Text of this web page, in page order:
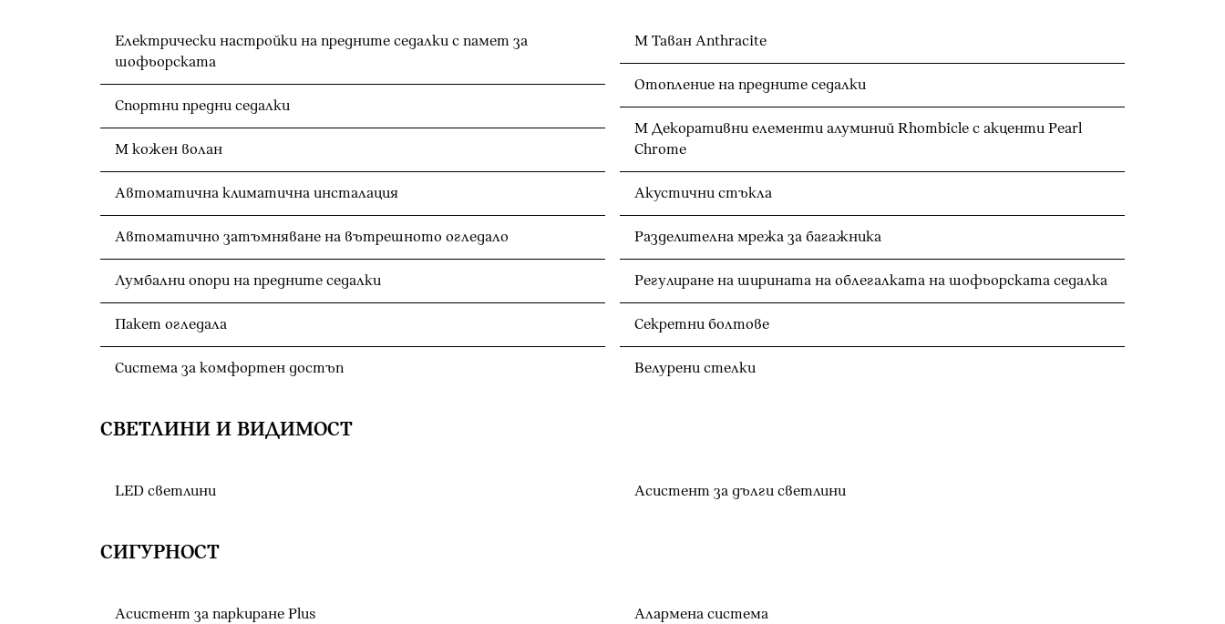
Електрически настройки на предните седалки с памет за
шофьорската
Спортни предни седалки
M кожен волан
Автоматична климатична инсталация
Автоматично затъмняване на вътрешното огледало
Лумбални опори на предните седалки
Пакет огледала
Система за комфортен достъп
M Таван Anthracite
Отопление на предните седалки
M Декоративни елементи алуминий Rhombicle с акценти Pearl
Chrome
Акустични стъкла
Разделителна мрежа за багажника
Регулиране на ширината на облегалката на шофьорската седалка
Секретни болтове
Велурени стелки
СВЕТЛИНИ И ВИДИМОСТ
LED светлини Асистент за дълги светлини
СИГУРНОСТ
Асистент за паркиране Plus Алармена система